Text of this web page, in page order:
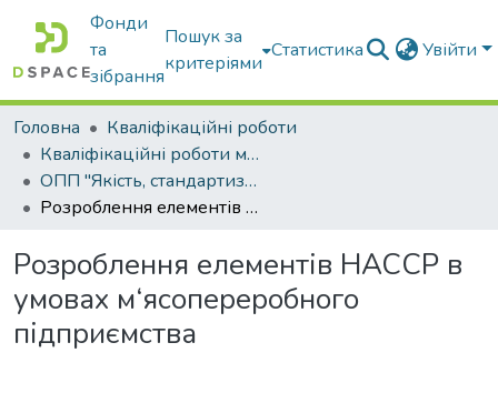
Фонди
та
зібрання
Пошук за
критеріями
Статистика Увійти
Головна
Кваліфікаційні роботи
Кваліфікаційні роботи магістрів
ОПП "Якість, стандартизація та сертифікація"
Розроблення елементів НАССР в умовах м‘ясопереробного підприємства
Розроблення елементів НАССР в
умовах м‘ясопереробного
підприємства